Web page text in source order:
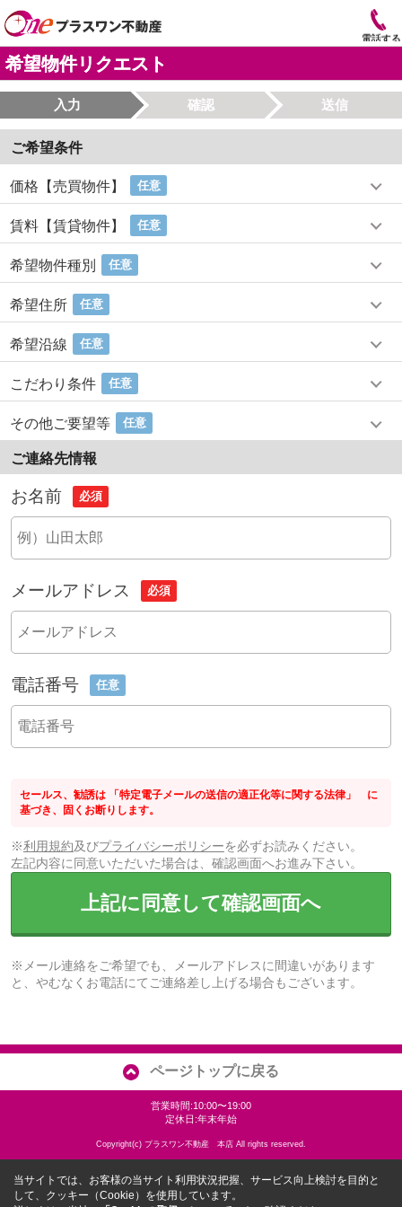
電話する
希望物件リクエスト
入力 確認 送信
ご希望条件
価格【売買物件】 任意
賃料【賃貸物件】 任意
希望物件種別 任意
希望住所 任意
希望沿線 任意
こだわり条件 任意
その他ご要望等 任意
ご連絡先情報
お名前 必須
メールアドレス 必須
電話番号 任意
セールス、勧誘は 「特定電子メールの送信の適正化等に関する法律」 に
基づき、固くお断りします。
※利用規約及びプライバシーポリシーを必ずお読みください。
左記内容に同意いただいた場合は、確認画面へお進み下さい。
上記に同意して確認画面へ
※メール連絡をご希望でも、メールアドレスに間違いがあります
と、やむなくお電話にてご連絡差し上げる場合もございます。
ページトップに戻る
営業時間:10:00〜19:00
定休日:年末年始
Copyright(c) プラスワン不動産 本店 All rights reserved.
当サイトでは、お客様の当サイト利用状況把握、サービス向上検討を目的と
して、クッキー（Cookie）を使用しています。